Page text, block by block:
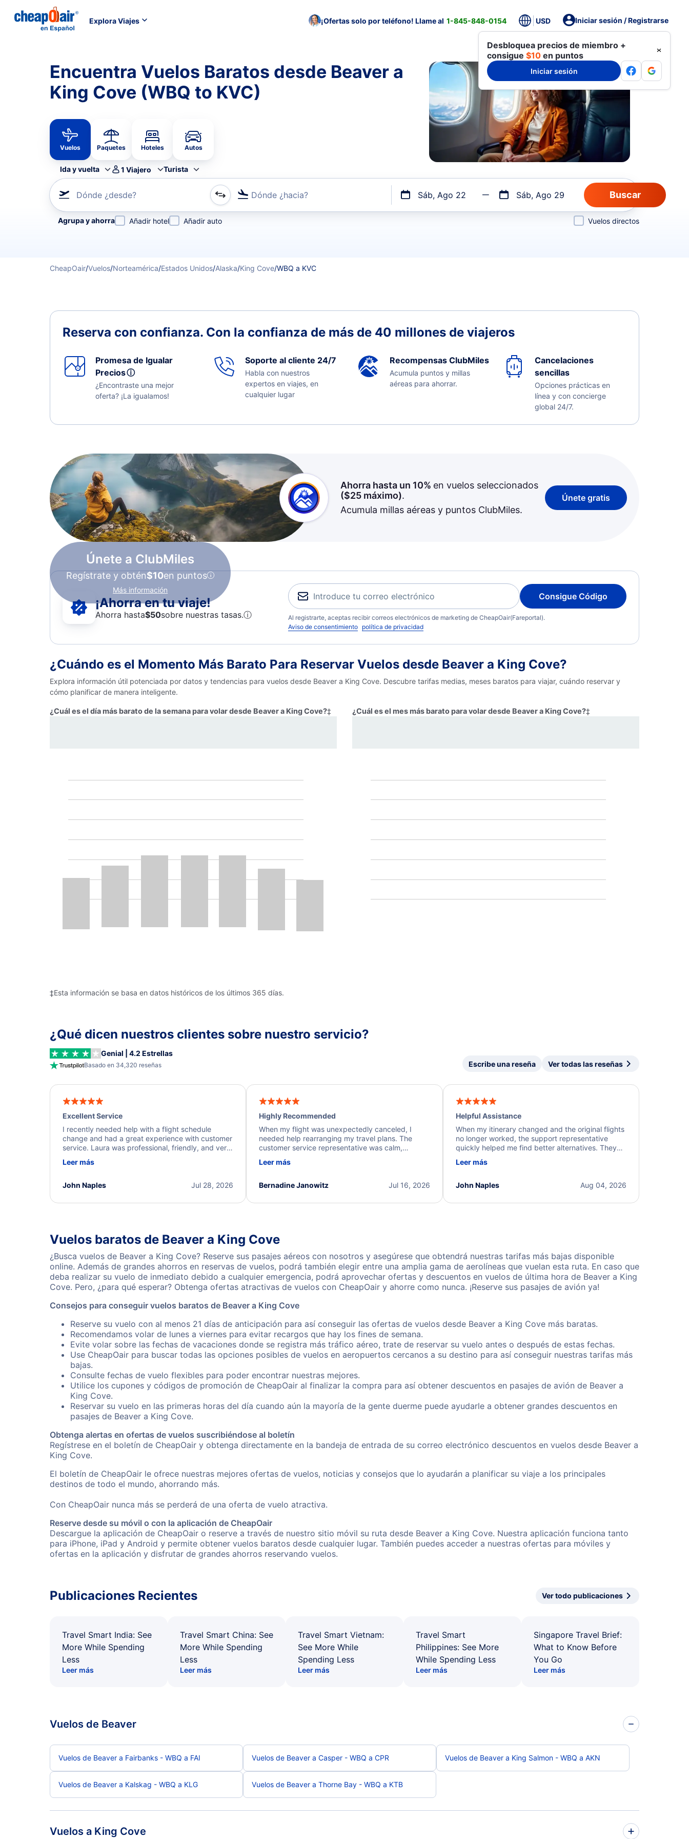
Explora Viajes ¡Ofertas solo por teléfono! Llame al 1-845-848-0154 USD Iniciar sesión / Registrarse
Desbloquea precios de miembro +
consigue $10 en puntos
Iniciar sesión
Encuentra Vuelos Baratos desde Beaver a
King Cove (WBQ to KVC)
Vuelos Paquetes Hoteles Autos
Ida y vuelta 1 Viajero Turista
Dónde ¿desde? Dónde ¿hacia? Sáb, Ago 22 Sáb, Ago 29
Refina tu búsqueda por aerolínea, por ciudad o aeropuerto o por vuelos directos
Agrupa y ahorra Añadir hotel Añadir auto Vuelos directos
CheapOair/Vuelos/Norteamérica/Estados Unidos/Alaska/King Cove/WBQ a KVC
Reserva con confianza. Con la confianza de más de 40 millones de viajeros
Promesa de Igualar
Preciosⓘ
¿Encontraste una mejor
oferta? ¡La igualamos!
Soporte al cliente 24/7
Habla con nuestros
expertos en viajes, en
cualquier lugar
Recompensas ClubMiles
Acumula puntos y millas
aéreas para ahorrar.
Cancelaciones
sencillas
Opciones prácticas en
línea y con concierge
global 24/7.
Únete a ClubMiles
Regístrate y obtén$10en puntos
Más información
Ahorra hasta un 10% en vuelos seleccionados
($25máximo).
Acumula millas aéreas y puntos ClubMiles.
Únete gratis
¡Ahorra en tu viaje!
Ahorra hasta$50sobre nuestras tasas.ⓘ
Consigue Código
Al registrarte, aceptas recibir correos electrónicos de marketing de CheapOair(Fareportal).
Aviso de consentimiento política de privacidad
¿Cuándo es el Momento Más Barato Para Reservar Vuelos desde Beaver a King Cove?
Explora información útil potenciada por datos y tendencias para vuelos desde Beaver a King Cove. Descubre tarifas medias, meses baratos para viajar, cuándo reservar y
cómo planificar de manera inteligente.
¿Cuál es el día más barato de la semana para volar desde Beaver a King Cove?‡ ¿Cuál es el mes más barato para volar desde Beaver a King Cove?‡
‡Esta información se basa en datos históricos de los últimos 365 días.
¿Qué dicen nuestros clientes sobre nuestro servicio?
Genial | 4.2 Estrellas
Basado en 34,320 reseñas Escribe una reseña Ver todas las reseñas
Excellent Service
I recently needed help with a flight schedule
change and had a great experience with customer
service. Laura was professional, friendly, and very
a solution and kept me informed of the next steps.
Leer más
Jul 28, 2026
John Naples
Highly Recommended
When my flight was unexpectedly canceled, I
needed help rearranging my travel plans. The
customer service representative was calm,
process. They quickly found alternative flight
I truly appreciate the excellent support and
Leer más
Jul 16, 2026
Bernadine Janowitz
Helpful Assistance
When my itinerary changed and the original flights
no longer worked, the support representative
quickly helped me find better alternatives. They
beyond to resolve the issue. I'm grateful for the
Leer más
Aug 04, 2026
John Naples
Vuelos baratos de Beaver a King Cove
¿Busca vuelos de Beaver a King Cove? Reserve sus pasajes aéreos con nosotros y asegúrese que obtendrá nuestras tarifas más bajas disponible
online. Además de grandes ahorros en reservas de vuelos, podrá también elegir entre una amplia gama de aerolíneas que vuelan esta ruta. En caso que
deba realizar su vuelo de inmediato debido a cualquier emergencia, podrá aprovechar ofertas y descuentos en vuelos de última hora de Beaver a King
Cove. Pero, ¿para qué esperar? Obtenga ofertas atractivas de vuelos con CheapOair y ahorre como nunca. ¡Reserve sus pasajes de avión ya!
Consejos para conseguir vuelos baratos de Beaver a King Cove
Reserve su vuelo con al menos 21 días de anticipación para así conseguir las ofertas de vuelos desde Beaver a King Cove más baratas.
Recomendamos volar de lunes a viernes para evitar recargos que hay los fines de semana.
Evite volar sobre las fechas de vacaciones donde se registra más tráfico aéreo, trate de reservar su vuelo antes o después de estas fechas.
Use CheapOair para buscar todas las opciones posibles de vuelos en aeropuertos cercanos a su destino para así conseguir nuestras tarifas más
bajas.
Consulte fechas de vuelo flexibles para poder encontrar nuestras mejores.
Utilice los cupones y códigos de promoción de CheapOair al finalizar la compra para así obtener descuentos en pasajes de avión de Beaver a
King Cove.
Reservar su vuelo en las primeras horas del día cuando aún la mayoría de la gente duerme puede ayudarle a obtener grandes descuentos en
pasajes de Beaver a King Cove.
Obtenga alertas en ofertas de vuelos suscribiéndose al boletín
Regístrese en el boletín de CheapOair y obtenga directamente en la bandeja de entrada de su correo electrónico descuentos en vuelos desde Beaver a
King Cove.
El boletín de CheapOair le ofrece nuestras mejores ofertas de vuelos, noticias y consejos que lo ayudarán a planificar su viaje a los principales
destinos de todo el mundo, ahorrando más.
Con CheapOair nunca más se perderá de una oferta de vuelo atractiva.
Reserve desde su móvil o con la aplicación de CheapOair
Descargue la aplicación de CheapOair o reserve a través de nuestro sitio móvil su ruta desde Beaver a King Cove. Nuestra aplicación funciona tanto
para iPhone, iPad y Android y permite obtener vuelos baratos desde cualquier lugar. También puedes acceder a nuestras ofertas para móviles y
ofertas en la aplicación y disfrutar de grandes ahorros reservando vuelos.
Publicaciones Recientes Ver todo publicaciones
Travel Smart India: See
More While Spending
Less
Leer más
Travel Smart China: See
More While Spending
Less
Leer más
Travel Smart Vietnam:
See More While
Spending Less
Leer más
Travel Smart
Philippines: See More
While Spending Less
Leer más
Singapore Travel Brief:
What to Know Before
You Go
Leer más
Vuelos de Beaver
Vuelos de Beaver a Fairbanks - WBQ a FAI Vuelos de Beaver a Casper - WBQ a CPR Vuelos de Beaver a King Salmon - WBQ a AKN
Vuelos de Beaver a Kalskag - WBQ a KLG Vuelos de Beaver a Thorne Bay - WBQ a KTB
Vuelos a King Cove